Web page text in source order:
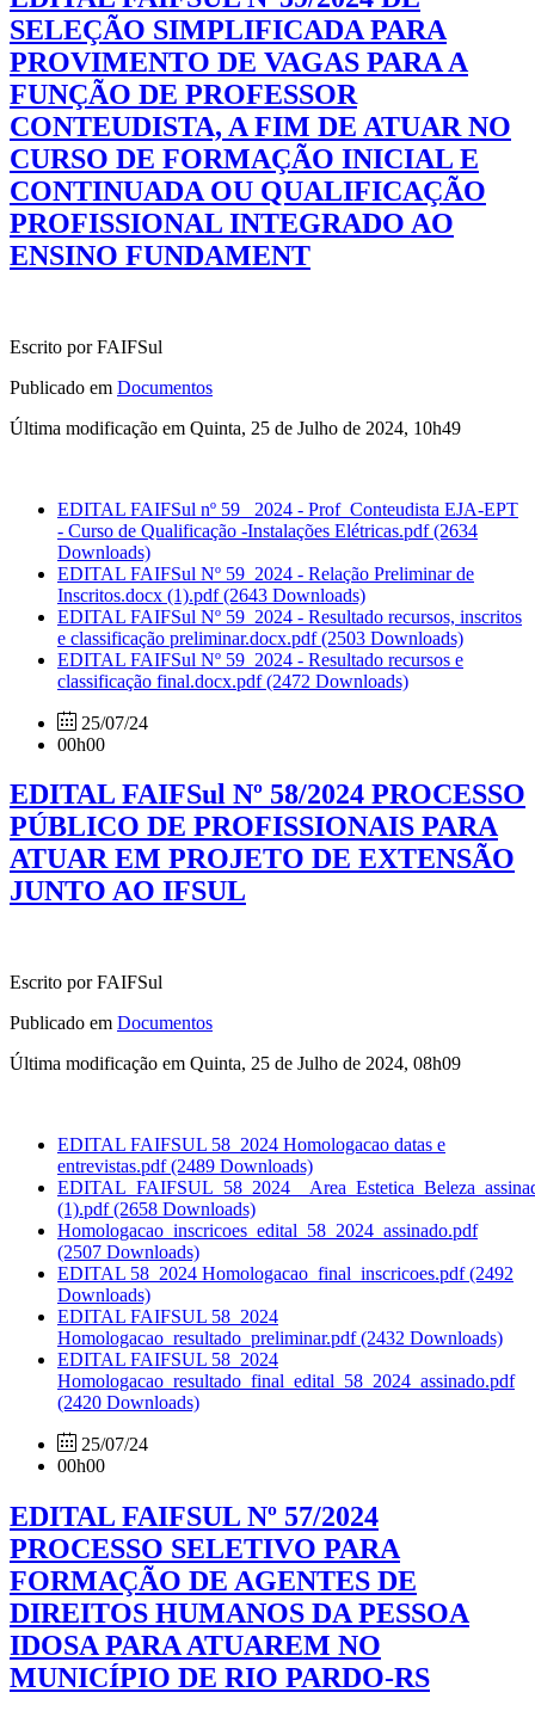
SELEÇÃO SIMPLIFICADA PARA
PROVIMENTO DE VAGAS PARA A
FUNÇÃO DE PROFESSOR
CONTEUDISTA, A FIM DE ATUAR NO
CURSO DE FORMAÇÃO INICIAL E
CONTINUADA OU QUALIFICAÇÃO
PROFISSIONAL INTEGRADO AO
ENSINO FUNDAMENT
Escrito por FAIFSul
Publicado em Documentos
Última modificação em Quinta, 25 de Julho de 2024, 10h49
EDITAL FAIFSul nº 59 _2024 - Prof_Conteudista EJA-EPT
- Curso de Qualificação -Instalações Elétricas.pdf(2634
Downloads)
EDITAL FAIFSul Nº 59_2024 - Relação Preliminar de
Inscritos.docx (1).pdf(2643 Downloads)
EDITAL FAIFSul Nº 59_2024 - Resultado recursos, inscritos
e classificação preliminar.docx.pdf(2503 Downloads)
EDITAL FAIFSul Nº 59_2024 - Resultado recursos e
classificação final.docx.pdf(2472 Downloads)
25/07/24
00h00
EDITAL FAIFSul Nº 58/2024 PROCESSO
PÚBLICO DE PROFISSIONAIS PARA
ATUAR EM PROJETO DE EXTENSÃO
JUNTO AO IFSUL
Escrito por FAIFSul
Publicado em Documentos
Última modificação em Quinta, 25 de Julho de 2024, 08h09
EDITAL FAIFSUL 58_2024 Homologacao datas e
entrevistas.pdf(2489 Downloads)
(1).pdf(2658 Downloads)
Homologacao_inscricoes_edital_58_2024_assinado.pdf
(2507 Downloads)
EDITAL 58_2024 Homologacao_final_inscricoes.pdf(2492
Downloads)
EDITAL FAIFSUL 58_2024
Homologacao_resultado_preliminar.pdf(2432 Downloads)
EDITAL FAIFSUL 58_2024
Homologacao_resultado_final_edital_58_2024_assinado.pdf
(2420 Downloads)
25/07/24
00h00
EDITAL FAIFSUL Nº 57/2024
PROCESSO SELETIVO PARA
FORMAÇÃO DE AGENTES DE
DIREITOS HUMANOS DA PESSOA
IDOSA PARA ATUAREM NO
MUNICÍPIO DE RIO PARDO-RS